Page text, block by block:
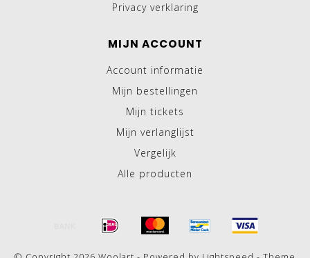
Privacy verklaring
MIJN ACCOUNT
Account informatie
Mijn bestellingen
Mijn tickets
Mijn verlanglijst
Vergelijk
Alle producten